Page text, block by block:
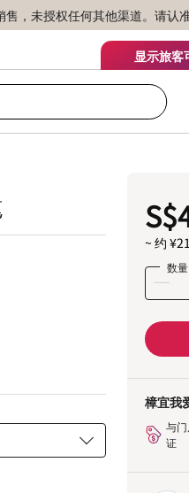
未授权任何其他渠道。请认准
显示旅客
~ 约
数量
樟宜我
与
证